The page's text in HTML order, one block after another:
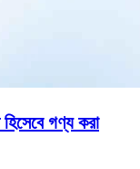
গণ্য করা